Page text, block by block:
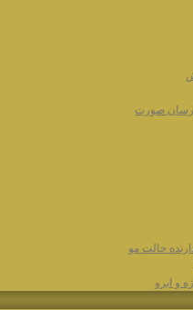
صورت
حالت مو
و ابرو